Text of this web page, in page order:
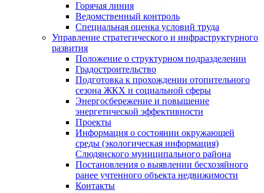
Горячая линия
Ведомственный контроль
Специальная оценка условий труда
Управление стратегического и инфраструктурного
развития
Положение о структурном подразделении
Градостроительство
Подготовка к прохождении отопительного
сезона ЖКХ и социальной сферы
Энергосбережение и повышение
энергетической эффективности
Проекты
Информация о состоянии окружающей
среды (экологическая информация)
Слюдянского муниципального района
Постановления о выявлении бесхозяйного
ранее учтенного объекта недвижимости
Контакты